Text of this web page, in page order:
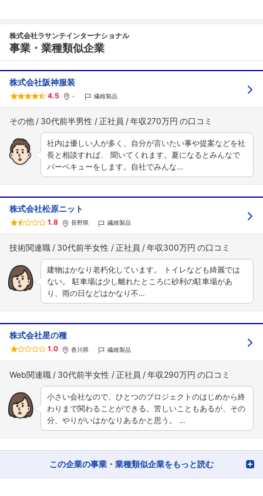
株式会社ラサンテインターナショナル
事業・業種類似企業
株式会社阪神服装
4.5 - 繊維製品
その他 30代前半男性 正社員 年収270万円
社内は優しい人が多く、自分が言いたい事や提案などを社
長と相談すれば、 聞いてくれます。夏になるとみんなで
バーベキューをします。自社でみんな…
株式会社松原ニット
1.8 長野県 繊維製品
技術関連職 30代前半女性 正社員 年収300万円
建物はかなり老朽化しています。 トイレなども綺麗では
ない。 駐車場は少し離れたところに砂利の駐車場があ
り、雨の日などはかなり不…
株式会社星の種
1.0 香川県 繊維製品
Web関連職 30代前半女性 正社員 年収290万円
小さい会社なので、ひとつのプロジェクトのはじめから終
わりまで関わることができる。苦しいこともあるが、その
分、やりがいはかなりあるかと思う。 …
この企業の事業・業種類似企業をもっと読む